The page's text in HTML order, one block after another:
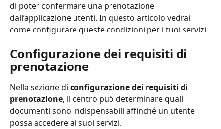
di poter confermare una prenotazione
dall’applicazione utenti. In questo articolo vedrai
come configurare queste condizioni per i tuoi servizi.
Configurazione dei requisiti di
prenotazione
Nella sezione di configurazione dei requisiti di
prenotazione, il centro può determinare quali
documenti sono indispensabili affinché un utente
possa accedere ai suoi servizi.